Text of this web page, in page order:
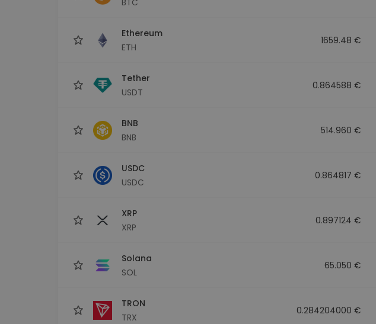
Ethereum
ETH
1659.48 €
Tether
USDT
0.864588 €
BNB
BNB
514.960 €
USDC
USDC
0.864817 €
XRP
XRP
0.897124 €
Solana
SOL
65.050 €
TRON
TRX
0.284204000 €